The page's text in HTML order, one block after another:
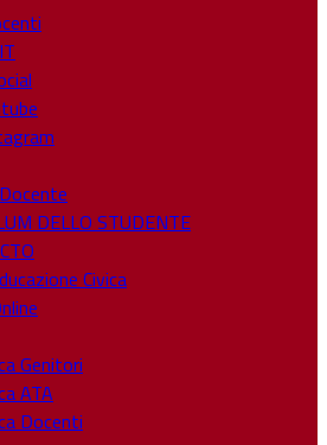
DELLO STUDENTE
Civica
Genitori
ATA
Docenti